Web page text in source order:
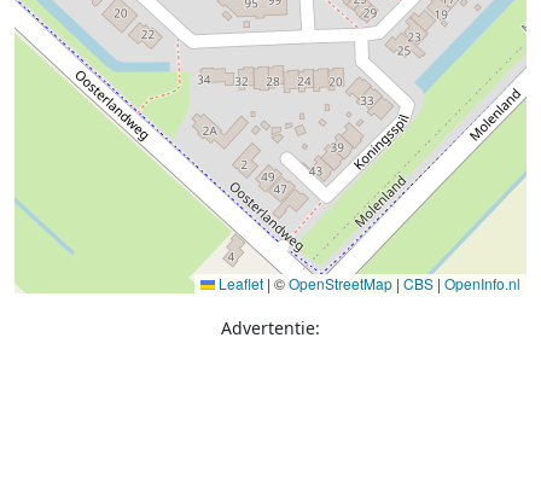
Leaflet | ©OpenStreetMap | CBS | OpenInfo.nl
Advertentie: